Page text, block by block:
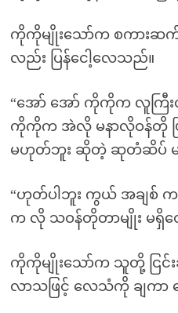
ကိုကိုမျိုးသော်က စကားဆက်
လည်း ပြန်ငေါ့လေသည်။
“အော် အော် ကိုကိုက လူကြီး
ကိုကိုက အဲလို မနာလိုဝန်တို ဖ
မဟုတ်ဘူး ဆိုတဲ့ ဆုတံဆိပ် မျို
“ဟုတ်ပါဘူး ကွယ် အချစ်
က လို သဝန်တိုတာမျိုး မရှိ
ကိုကိုမျိုးသော်က သူတို့ ငြင်
လာသဖြင့် လေသံကို ချကာ